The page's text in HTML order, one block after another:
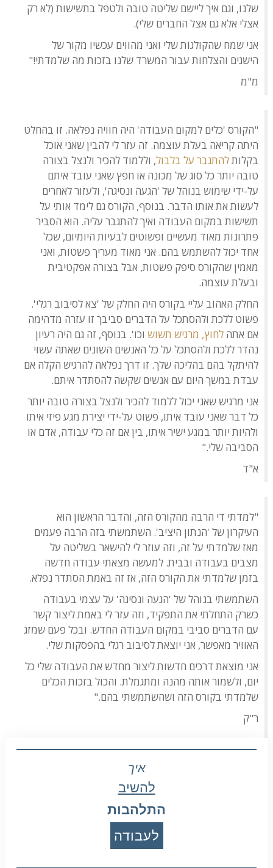
שלנו, וגם איך ליישם שליטה טובה ולטפל בתשישות (לא רק
אצלי אלא גם אצל החברים שלי).
אני שמח שהקולגות שלי ואני מהווים עכשיו מקור של
הישגים והצלחות עבור המשרד שלנו בזכות מה שלמדתי!"
מ"מ
"הקורס 'כלים למקום העבודה' היה חוויה נפלאה. זו בהחלט
היתה קריאה בעלת עוצמה. זה עזר לי להבין שאני אוכל
בקלותלהתגבר על בלבול, וללמוד להכיר ולנצל בצורה
טובה יותר כל סוג של מכונה או חפץ שאני עובד איתם
על-ידי שימוש בנוהל של 'הגעה ונסיגה', ולעזור לאחרים
לעשות את אותו הדבר. בנוסף, הקורס גם לימד אותי על
תשישות במקום העבודה ואיך להתגבר עליה. הוא הסביר
פתרונות מאוד מעשיים ופשוטים לבעיות היומיום, שכל
אחד יכול להשתמש בהם. אני מאוד מעריך פשטות, ואני
מאמין שהקורס סיפק פשטות, אבל בצורה אפקטיבית
ובעלת עוצמה.
החלק האהוב עליי בקורס היה החלק של 'צא לסיבוב רגלי'.
פשוט ללכת ולהסתכל על הדברים סביבך זו עזרה מדהימה
אם אתה לחוץ, מרגיש תשוש וכו'. בנוסף, זה גם היה רעיון
נהדר ללכת ולהסתכל על כל האנשים השונים שאתה עשוי
להיתקל בהם בהליכה שלך. זו דרך נפלאה להרגיש הקלה אם
עבדת במשך היום עם אנשים שקשה להסתדר איתם.
אני מרגיש שאני יכול ללמוד להכיר ולנצל בצורה טובה יותר
כל דבר שאני עובד איתו, פשוט על-ידי יצירת מגע פיזי איתו
ולהיות יותר במגע ישיר איתו, בין אם זה כלי עבודה, אדם או
הסביבה שלי."
א"ד
"למדתי די הרבה מהקורס הזה, והדבר הראשון הוא
העיקרון של 'הנתון היציב'. השתמשתי בזה הרבה פעמים
מאז שלמדתי על זה, וזה עוזר לי להישאר בשליטה על
מצבים בעבודה ובבית. למעשה מצאתי עבודה חדשה
בזמן שלמדתי את הקורס הזה, אז זה באמת הסתדר נפלא.
השתמשתי בנוהל של 'הגעה ונסיגה' על עצמי בעבודה
כשרק התחלתי את התפקיד, וזה עזר לי באמת ליצור קשר
עם הדברים סביבי במקום העבודה החדש. ובכל פעם שמזג
האוויר מאפשר, אני יוצאת לסיבוב רגלי בהפסקות שלי.
אני מוצאת דרכים חדשות ליצור מחדש את העבודה שלי כל
יום, ולשמור אותה מהנה ומתגמלת. והכול בזכות הכלים
שלמדתי בקורס הזה ושהשתמשתי בהם."
ר"ק
איך
להשיב
התלהבות
לעבודה